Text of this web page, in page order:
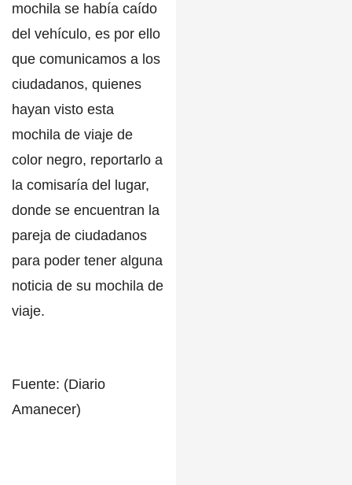
mochila se había caído
del vehículo, es por ello
que comunicamos a los
ciudadanos, quienes
hayan visto esta
mochila de viaje de
color negro, reportarlo a
la comisaría del lugar,
donde se encuentran la
pareja de ciudadanos
para poder tener alguna
noticia de su mochila de
viaje.
Fuente: (Diario
Amanecer)